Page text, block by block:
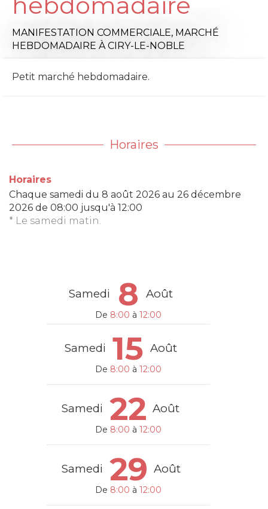
MANIFESTATION COMMERCIALE, MARCHÉ
HEBDOMADAIRE À CIRY-LE-NOBLE
Petit marché hebdomadaire.
Horaires
Horaires
Chaque samedi du 8 août 2026 au 26 décembre
2026 de 08:00 jusqu'à 12:00
* Le samedi matin.
Samedi 8 Août
De 8:00 à 12:00
Samedi 15 Août
De 8:00 à 12:00
Samedi 22 Août
De 8:00 à 12:00
Samedi 29 Août
De 8:00 à 12:00